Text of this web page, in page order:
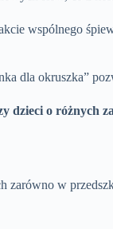
wspólnego
dla okruszka”
dzieci o różnych
w